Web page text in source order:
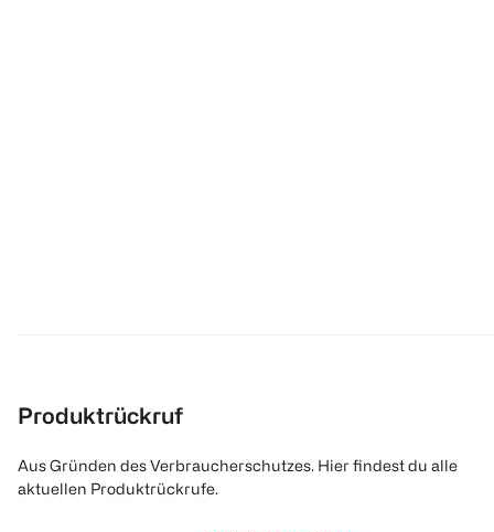
Produktrückruf
Aus Gründen des Verbraucherschutzes. Hier findest du alle
aktuellen Produktrückrufe.